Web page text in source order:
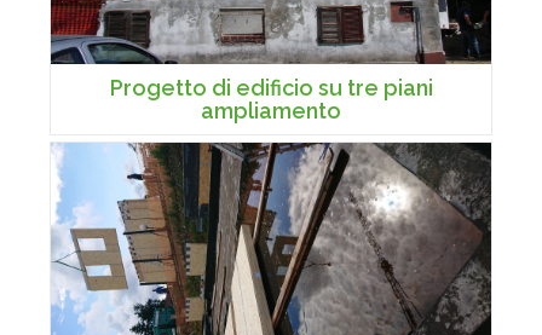
Progetto di edificio su tre piani
ampliamento